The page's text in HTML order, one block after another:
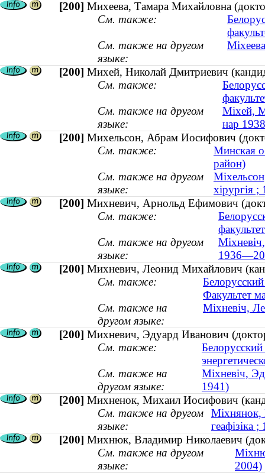
[200] Михеева, Тамара Михайловна
См. также:
См. также на другом
языке:
[200] Михей, Николай Дмитриевич
См. также:
См. также на другом
языке:
Міхей,
нар
[200] Михельсон, Абрам Иосифович
См. также:
Минская
район)
См. также на другом
языке:
хірургія
[200] Михневич, Арнольд Ефимович
См. также:
факультет
См. также на другом
языке:
[200] Михневич, Леонид Михайлович
См. также:
Факультет
См. также на
другом языке:
Міхневіч,
[200] Михневич, Эдуард Иванович
См. также:
См. также на
другом языке:
Міхневіч,
1941)
[200] Михненок, Михаил Иосифович
См. также на другом
языке:
Міхнянок,
геафізіка
[200] Михнюк, Владимир Николаевич
См. также на другом
языке:
2004)